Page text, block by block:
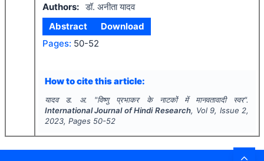
Authors: डॉ. अनीता यादव
Abstract
Download
Pages: 50-52
How to cite this article:
यादव ड. अ. "विष्णु प्रभाकर के नाटकों में मानवतावादी स्वर".
International Journal of Hindi Research, Vol 9, Issue 2,
2023, Pages 50-52